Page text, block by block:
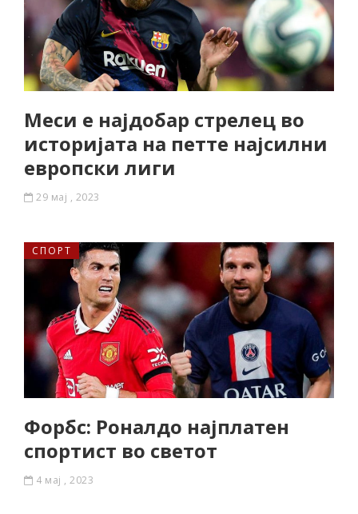
Меси е најдобар стрелец во
историјата на петте најсилни
европски лиги
29 мај , 2023
СПОРТ
Форбс: Роналдо најплатен
спортист во светот
4 мај , 2023